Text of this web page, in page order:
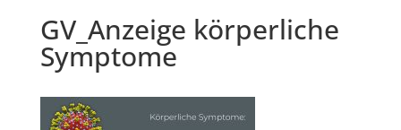
GV_Anzeige körperliche
Symptome